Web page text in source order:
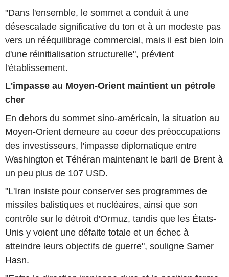
"Dans l'ensemble, le sommet a conduit à une
désescalade significative du ton et à un modeste pas
vers un rééquilibrage commercial, mais il est bien loin
d'une réinitialisation structurelle", prévient
l'établissement.
L'impasse au Moyen-Orient maintient un pétrole
cher
En dehors du sommet sino-américain, la situation au
Moyen-Orient demeure au coeur des préoccupations
des investisseurs, l'impasse diplomatique entre
Washington et Téhéran maintenant le baril de Brent à
un peu plus de 107 USD.
"L'Iran insiste pour conserver ses programmes de
missiles balistiques et nucléaires, ainsi que son
contrôle sur le détroit d'Ormuz, tandis que les États-
Unis y voient une défaite totale et un échec à
atteindre leurs objectifs de guerre", souligne Samer
Hasn.